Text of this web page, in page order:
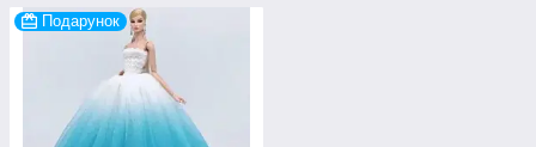
Подарунок